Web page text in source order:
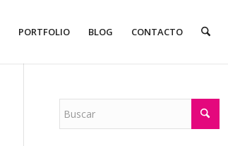
PORTFOLIO BLOG CONTACTO